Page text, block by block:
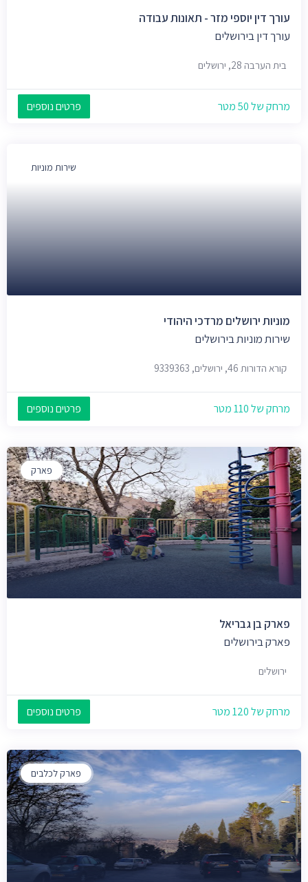
עורך דין יוספי מזר - תאונות עבודה
עורך דין בירושלים
בית הערבה 28, ירושלים
מרחק של 50 מטר פרטים נוספים
שירות מוניות
מוניות ירושלים מרדכי היהודי
שירות מוניות בירושלים
קורא הדורות 46, ירושלים, 9339363
מרחק של 110 מטר פרטים נוספים
פארק
פארק בן גבריאל
פארק בירושלים
ירושלים
מרחק של 120 מטר פרטים נוספים
פארק לכלבים